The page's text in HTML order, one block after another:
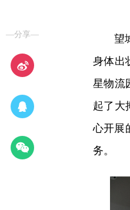
—分享—
望
身体出
星物流
起了大
心开展
务。